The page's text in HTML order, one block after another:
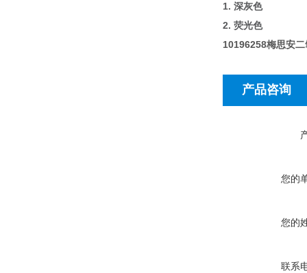
1. 深灰色
2. 荧光色
10196258梅思安
产品咨询
您的
您的
联系